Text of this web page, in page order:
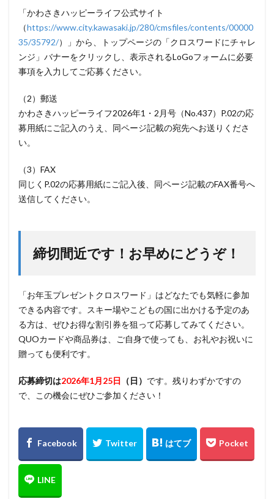
「かわさきハッピーライフ公式サイト
（https://www.city.kawasaki.jp/280/cmsfiles/contents/00000
35/35792/）」から、トップページの「クロスワードにチャレ
ンジ」バナーをクリックし、表示されるLoGoフォームに必要
事項を入力してご応募ください。
（2）郵送
かわさきハッピーライフ2026年1・2月号（No.437）P.02の応
募用紙にご記入のうえ、同ページ記載の宛先へお送りくださ
い。
（3）FAX
同じくP.02の応募用紙にご記入後、同ページ記載のFAX番号へ
送信してください。
締切間近です！お早めにどうぞ！
「お年玉プレゼントクロスワード」はどなたでも気軽に参加
できる内容です。スキー場やこどもの国に出かける予定のあ
る方は、ぜひお得な割引券を狙って応募してみてください。
QUOカードや商品券は、ご自身で使っても、お礼やお祝いに
贈っても便利です。
応募締切は2026年1月25日 （日） です。残りわずかですの
で、この機会にぜひご参加ください！